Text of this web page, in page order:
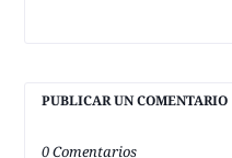
PUBLICAR UN COMENTARIO
0 Comentarios